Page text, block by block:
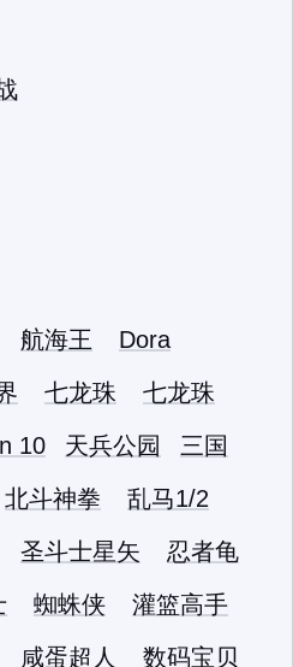
航海王
Dora
七龙珠
七龙珠
10 天兵公园
三国
北斗神拳
乱马1/2
圣斗士星矢
忍者龟
蜘蛛侠
灌篮高手
咸蛋超人 数码宝贝